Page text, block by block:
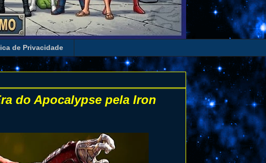
de Privacidade
do Apocalypse pela Iron